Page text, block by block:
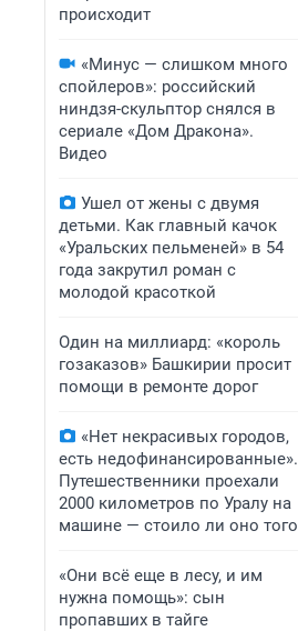
происходит
«Минус — слишком много
спойлеров»: российский
ниндзя-скульптор снялся в
сериале «Дом Дракона».
Видео
Ушел от жены с двумя
детьми. Как главный качок
«Уральских пельменей» в 54
года закрутил роман с
молодой красоткой
Один на миллиард: «король
гозаказов» Башкирии просит
помощи в ремонте дорог
«Нет некрасивых городов,
есть недофинансированные».
Путешественники проехали
2000 километров по Уралу на
машине — стоило ли оно того
«Они всё еще в лесу, и им
нужна помощь»: сын
пропавших в тайге